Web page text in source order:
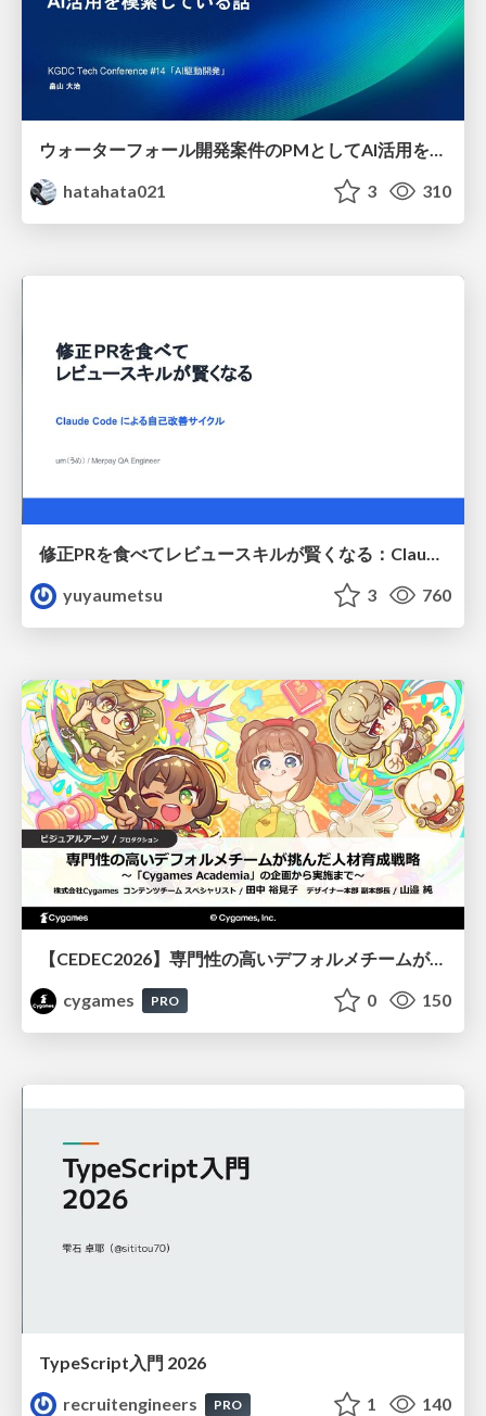
ウォーターフォール開発案件のPMとしてAI活用を模索している話
hatahata021
3 310
修正PRを食べてレビュースキルが賢くなる：Claude Codeによる自己改善サイクル
yuyaumetsu
3 760
【CEDEC2026】専門性の高いデフォルメチームが挑んだ人材育成戦略 〜Cygames Academiaの企画から実施まで〜
cygames
PRO 0 150
TypeScript入門 2026
recruitengineers
PRO 1 140